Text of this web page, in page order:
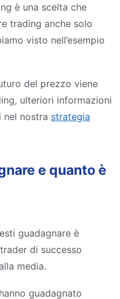
è una scelta che
trading anche solo
visto nell’esempio
del prezzo viene
ulteriori informazioni
nel nostra strategia
e quanto è
guadagnare è
di successo
media.
guadagnato